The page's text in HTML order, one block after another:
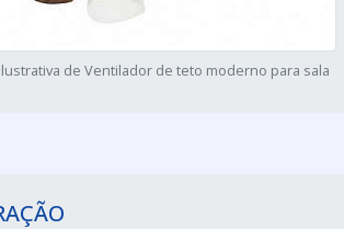
de Ventilador de teto moderno para sala